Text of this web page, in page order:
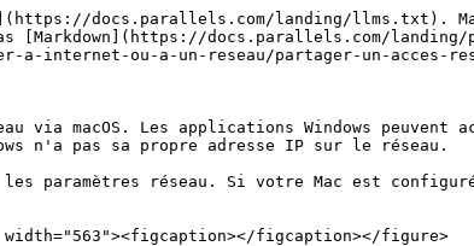
docs.parallels.com/landing/llms.txt).
[Markdown](https://docs.parallels.com/
a-internet-ou-a-un-reseau/partager-un-acces-
via macOS. Les applications Windows
n'a pas sa propre adresse IP sur le réseau.
paramètres réseau. Si votre Mac est
width="563"><figcaption></figcaption></figure>